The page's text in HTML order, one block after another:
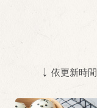
依更新時間